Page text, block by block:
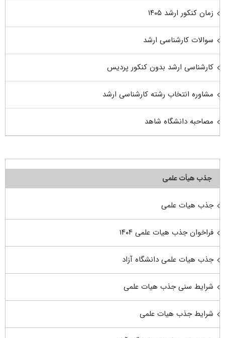
زمان کنکور ارشد ۱۴۰۵
سوالات کارشناسی ارشد
کارشناسی ارشد بدون کنکور پردیس
مشاوره انتخاب رشته کارشناسی ارشد
مصاحبه دانشگاه شاهد
جذب هیأت علمی
جذب هیات علمی
فراخوان جذب هیات علمی ۱۴۰۴
جذب هیات علمی دانشگاه آزاد
شرایط سنی جذب هیات علمی
شرایط جذب هیات علمی